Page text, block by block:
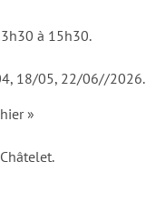
à 15h30.
18/05, 22/06//2026.
»